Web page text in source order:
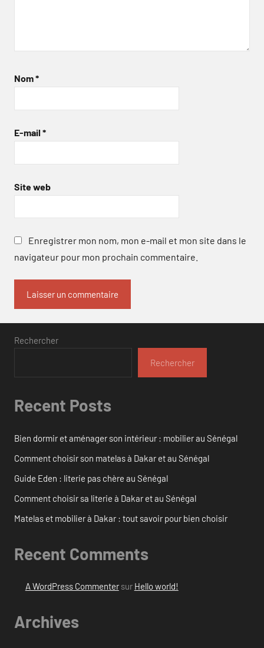
Nom*
E-mail *
Site web
Enregistrer mon nom, mon e-mail et mon site dans le
navigateur pour mon prochain commentaire.
Rechercher
Rechercher
Recent Posts
Bien dormir et aménager son intérieur : mobilier au Sénégal
Comment choisir son matelas à Dakar et au Sénégal
Guide Eden : literie pas chère au Sénégal
Comment choisir sa literie à Dakar et au Sénégal
Matelas et mobilier à Dakar : tout savoir pour bien choisir
Recent Comments
A WordPress Commentersur Hello world!
Archives